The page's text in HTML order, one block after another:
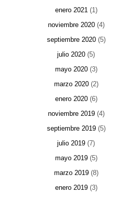
enero 2021(1)
noviembre 2020(4)
septiembre 2020(5)
julio 2020 (5)
mayo 2020(3)
marzo 2020(2)
enero 2020(6)
noviembre 2019(4)
septiembre 2019(5)
julio 2019 (7)
mayo 2019(5)
marzo 2019(8)
enero 2019(3)